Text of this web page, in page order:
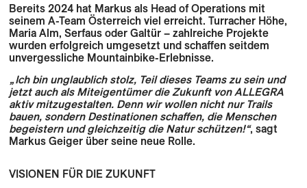
Bereits 2024 hat Markus als Head of Operations mit
seinem A-Team Österreich viel erreicht. Turracher Höhe,
Maria Alm, Serfaus oder Galtür – zahlreiche Projekte
wurden erfolgreich umgesetzt und schaffen seitdem
unvergessliche Mountainbike-Erlebnisse.
„Ich bin unglaublich stolz, Teil dieses Teams zu sein und
jetzt auch als Miteigentümer die Zukunft von ALLEGRA
aktiv mitzugestalten. Denn wir wollen nicht nur Trails
bauen, sondern Destinationen schaffen, die Menschen
begeistern und gleichzeitig die Natur schützen!“, sagt
Markus Geiger über seine neue Rolle.
VISIONEN FÜR DIE ZUKUNFT